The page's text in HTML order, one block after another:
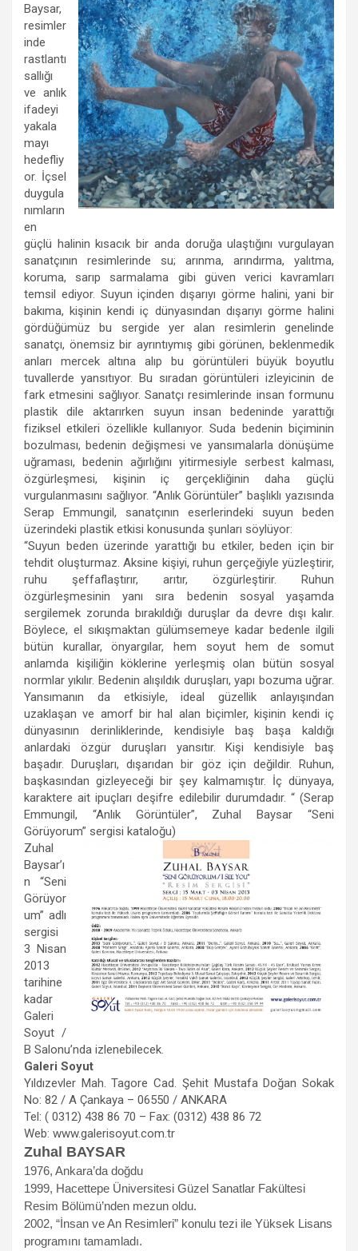
Baysar,
resimler
inde
rastlantı
sallığı
ve anlık
ifadeyi
yakala
mayı
hedefliy
or. İçsel
duygula
nımların
en
güçlü halinin kısacık bir anda doruğa ulaştığını vurgulayan
sanatçının resimlerinde su; arınma, arındırma, yalıtma,
koruma, sarıp sarmalama gibi güven verici kavramları
temsil ediyor. Suyun içinden dışarıyı görme halini, yani bir
bakıma, kişinin kendi iç dünyasından dışarıyı görme halini
gördüğümüz bu sergide yer alan resimlerin genelinde
sanatçı, önemsiz bir ayrıntıymış gibi görünen, beklenmedik
anları mercek altına alıp bu görüntüleri büyük boyutlu
tuvallerde yansıtıyor. Bu sıradan görüntüleri izleyicinin de
fark etmesini sağlıyor. Sanatçı resimlerinde insan formunu
plastik dile aktarırken suyun insan bedeninde yarattığı
fiziksel etkileri özellikle kullanıyor. Suda bedenin biçiminin
bozulması, bedenin değişmesi ve yansımalarla dönüşüme
uğraması, bedenin ağırlığını yitirmesiyle serbest kalması,
özgürleşmesi, kişinin iç gerçekliğinin daha güçlü
vurgulanmasını sağlıyor. “Anlık Görüntüler” başlıklı yazısında
Serap Emmungil, sanatçının eserlerindeki suyun beden
üzerindeki plastik etkisi konusunda şunları söylüyor:
“Suyun beden üzerinde yarattığı bu etkiler, beden için bir
tehdit oluşturmaz. Aksine kişiyi, ruhun gerçeğiyle yüzleştirir,
ruhu şeffaflaştırır, arıtır, özgürleştirir. Ruhun
özgürleşmesinin yanı sıra bedenin sosyal yaşamda
sergilemek zorunda bırakıldığı duruşlar da devre dışı kalır.
Böylece, el sıkışmaktan gülümsemeye kadar bedenle ilgili
bütün kurallar, önyargılar, hem soyut hem de somut
anlamda kişiliğin köklerine yerleşmiş olan bütün sosyal
normlar yıkılır. Bedenin alışıldık duruşları, yapı bozuma uğrar.
Yansımanın da etkisiyle, ideal güzellik anlayışından
uzaklaşan ve amorf bir hal alan biçimler, kişinin kendi iç
dünyasının derinliklerinde, kendisiyle baş başa kaldığı
anlardaki özgür duruşları yansıtır. Kişi kendisiyle baş
başadır. Duruşları, dışarıdan bir göz için değildir. Ruhun,
başkasından gizleyeceği bir şey kalmamıştır. İç dünyaya,
karaktere ait ipuçları deşifre edilebilir durumdadır. “ (Serap
Emmungil, “Anlık Görüntüler”, Zuhal Baysar “Seni
Görüyorum” sergisi kataloğu)
Zuhal
Baysar’ı
n “Seni
Görüyor
um” adlı
sergisi
3 Nisan
2013
tarihine
kadar
Galeri
Soyut /
B Salonu’nda izlenebilecek.
Galeri Soyut
Yıldızevler Mah. Tagore Cad. Şehit Mustafa Doğan Sokak
No: 82 / A Çankaya – 06550 / ANKARA
Tel: ( 0312) 438 86 70 – Fax: (0312) 438 86 72
Web: www.galerisoyut.com.tr
Zuhal BAYSAR
1976, Ankara’da doğdu
1999, Hacettepe Üniversitesi Güzel Sanatlar Fakültesi
Resim Bölümü’nden mezun oldu.
2002, “İnsan ve An Resimleri” konulu tezi ile Yüksek Lisans
programını tamamladı.